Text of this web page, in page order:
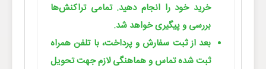
خرید خود را انجام دهید. تمامی تراکنش‌ها
بررسی و پیگیری خواهد شد.
بعد از ثبت سفارش و پرداخت، با تلفن همراه
ثبت شده تماس و هماهنگی لازم جهت تحویل